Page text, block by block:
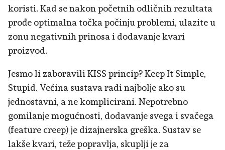
koristi. Kad se nakon početnih odličnih rezultata
prođe optimalna točka počinju problemi, ulazite u
zonu negativnih prinosa i dodavanje kvari
proizvod.
Jesmo li zaboravili KISS princip? Keep It Simple,
Stupid. Većina sustava radi najbolje ako su
jednostavni, a ne komplicirani. Nepotrebno
gomilanje mogućnosti, dodavanje svega i svačega
(feature creep) je dizajnerska greška. Sustav se
lakše kvari, teže popravlja, skuplji je za